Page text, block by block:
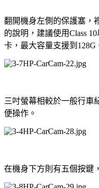
翻開機身左側的保護塞，
的說明，建議使用Class
卡，最大容量支援到128G
三吋螢幕相較於一般行車
便操作。
在機身下方則有五個按鍵